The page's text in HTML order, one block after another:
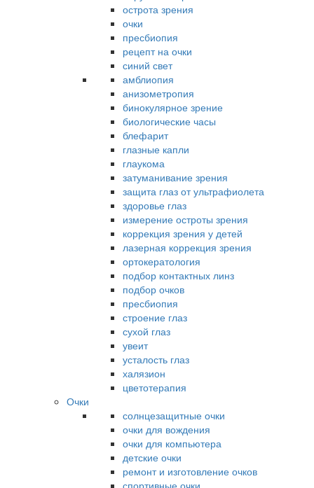
острота зрения
очки
пресбиопия
рецепт на очки
синий свет
амблиопия
анизометропия
бинокулярное зрение
биологические часы
блефарит
глазные капли
глаукома
затуманивание зрения
защита глаз от ультрафиолета
здоровье глаз
измерение остроты зрения
коррекция зрения у детей
лазерная коррекция зрения
ортокератология
подбор контактных линз
подбор очков
пресбиопия
строение глаз
сухой глаз
увеит
усталость глаз
халязион
цветотерапия
Очки
солнцезащитные очки
очки для вождения
очки для компьютера
детские очки
ремонт и изготовление очков